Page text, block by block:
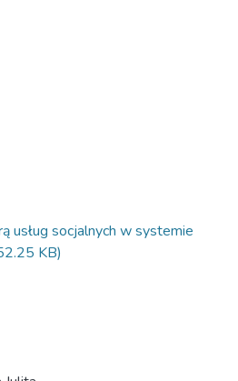
usług socjalnych w systemie
KB)